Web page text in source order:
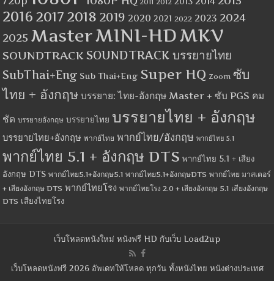
2011
2016 2017 2018 2019 2020 2021 2022 2023 2024
2025 MasterMINI-HDMKV
SOUNDTRACK SOUNDTRACK บรรยายไทย
SubThai+Eng Sub Thai+Eng Super HQ Zoom ซับ
ไทย + อังกฤษ บรรยาย: ไทย-อังกฤษ Master + ซับ PGS คม
ชัด บรรยายอังกฤษ บรรยายไทย บรรยายไทย + อังกฤษ
บรรยายไทย+อังกฤษ พากย์ไทย พากย์ไทย/อังกฤษ พากย์ไทย 5.1
พากย์ไทย 5.1 + อังกฤษ DTS พากย์ไทย 5.1 + เสียง
อังกฤษ DTS พากย์ไทย5.1+อังกฤษ5.1 พากย์ไทย5.1+อังกฤษDTS พากย์ไทย มาสเตอร์
+ เสียงอังกฤษ DTS พากย์ไทยโรง พากย์ไทยโรง 2.0 + เสียงอังกฤษ 5.1 เสียงอังกฤษ
DTS เสียงไทยโรง
เว็บโหลดหนังใหม่ หนังฟรี HD กับเว็บ Load2up
เว็บโหลดหนังฟรี 2026 อัพเดทให้โหลด ทุกวัน ทั้งหนังไทย หนังต่างประเทศ